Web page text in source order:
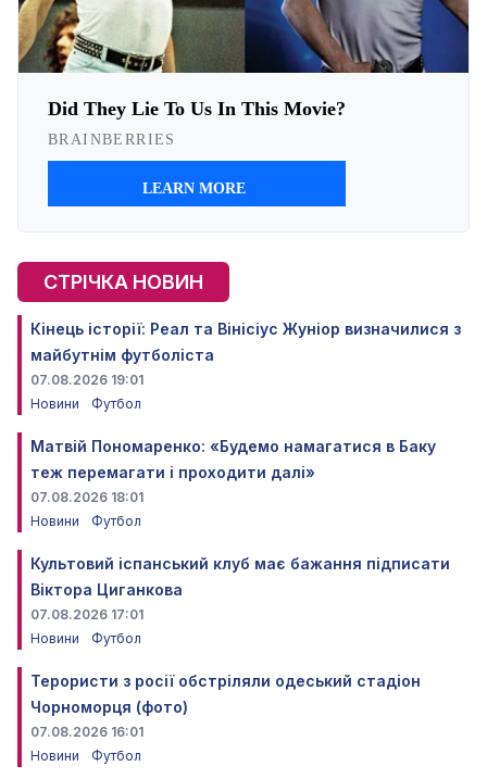
СТРІЧКА НОВИН
Кінець історії: Реал та Вінісіус Жуніор визначилися з
майбутнім футболіста
07.08.2026 19:01
Новини
Футбол
Матвій Пономаренко: «Будемо намагатися в Баку
теж перемагати і проходити далі»
07.08.2026 18:01
Новини
Футбол
Культовий іспанський клуб має бажання підписати
Віктора Циганкова
07.08.2026 17:01
Новини
Футбол
Терористи з росії обстріляли одеський стадіон
Чорноморця (фото)
07.08.2026 16:01
Новини
Футбол